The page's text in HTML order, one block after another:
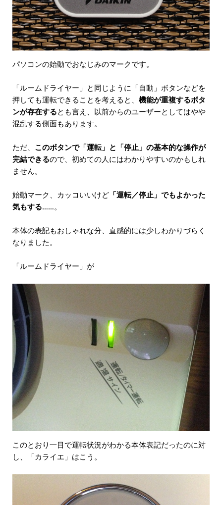
パソコンの始動でおなじみのマークです。
「ルームドライヤー」と同じように「自動」ボタンなどを
押しても運転できることを考えると、 機能が重複するボタ
ンが存在するとも言え、以前からのユーザーとしてはやや
混乱する側面もあります。
ただ、 このボタンで「運転」と「停止」の基本的な操作が
完結できるので、初めての人にはわかりやすいのかもしれ
ません。
始動マーク、カッコいいけど「運転／停止」でもよかった
気もする……。
本体の表記もおしゃれな分、直感的には少しわかりづらく
なりました。
「ルームドライヤー」が
このとおり一目で運転状況がわかる本体表記だったのに対
し、「カライエ」はこう。